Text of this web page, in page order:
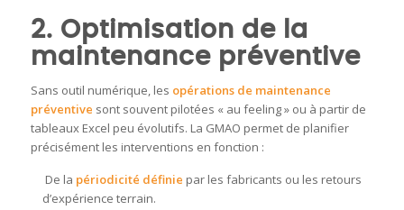
2. Optimisation de la
maintenance préventive
Sans outil numérique, les opérations de maintenance
préventive sont souvent pilotées « au feeling » ou à partir de
tableaux Excel peu évolutifs. La GMAO permet de planifier
précisément les interventions en fonction :
De la périodicité définie par les fabricants ou les retours
d’expérience terrain.